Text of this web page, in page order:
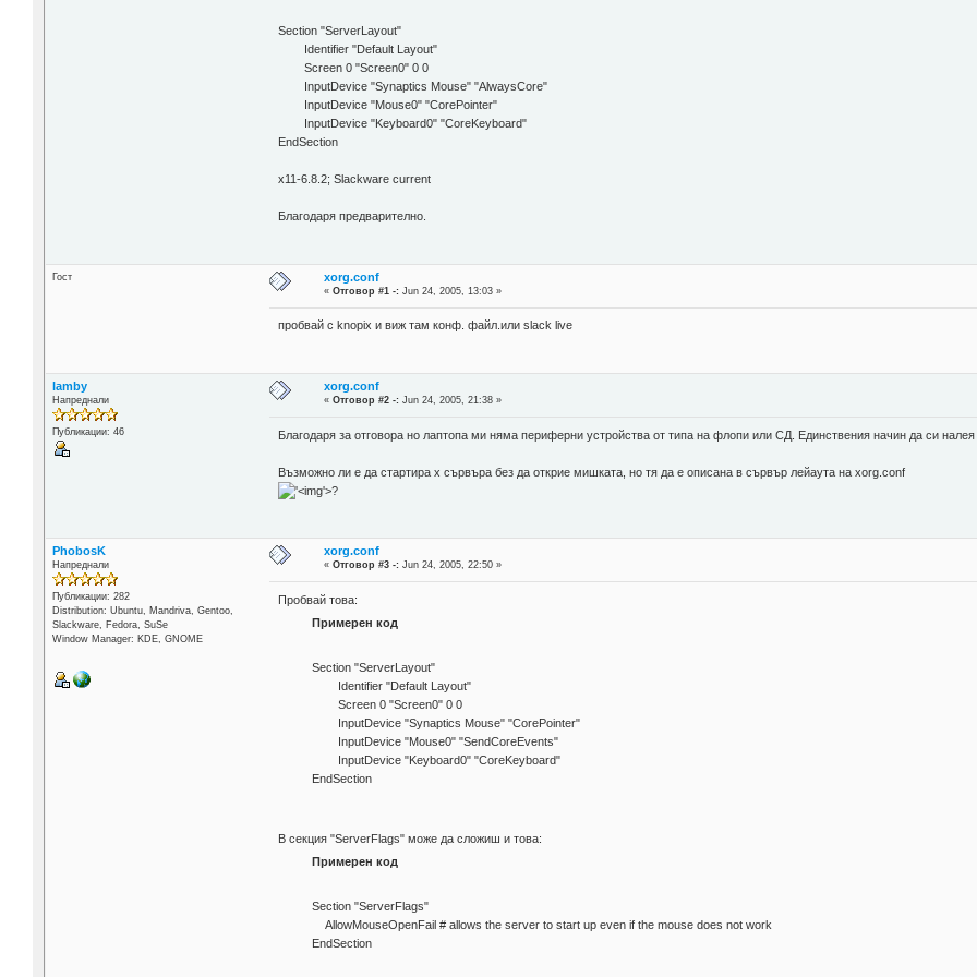
Section "ServerLayout"
Identifier "Default Layout"
Screen 0 "Screen0" 0 0
InputDevice "Synaptics Mouse" "AlwaysCore"
InputDevice "Mouse0" "CorePointer"
InputDevice "Keyboard0" "CoreKeyboard"
EndSection
x11-6.8.2; Slackware current
Благодаря предварително.
Гост xorg.conf
«Отговор #1 -: Jun 24, 2005, 13:03 »
пробвай с knopix и виж там конф. файл.или slack live
lamby
Напреднали
Публикации: 46
xorg.conf
«Отговор #2 -: Jun 24, 2005, 21:38 »
Благодаря за отговора но лаптопа ми няма периферни устройства от типа на флопи или СД. Единствения начин да си
Възможно ли е да стартира х сървъра без да открие мишката, но тя да е описана в сървър лейаута на xorg.conf
'>?
PhobosK
Напреднали
Публикации: 282
Distribution: Ubuntu, Mandriva, Gentoo,
Slackware, Fedora, SuSe
Window Manager: KDE, GNOME
xorg.conf
«Отговор #3 -: Jun 24, 2005, 22:50 »
Пробвай това:
Примерен код
Section "ServerLayout"
Identifier "Default Layout"
Screen 0 "Screen0" 0 0
InputDevice "Synaptics Mouse" "CorePointer"
InputDevice "Mouse0" "SendCoreEvents"
InputDevice "Keyboard0" "CoreKeyboard"
EndSection
В секция "ServerFlags" може да сложиш и това:
Примерен код
Section "ServerFlags"
AllowMouseOpenFail # allows the server to start up even if the mouse does not work
EndSection